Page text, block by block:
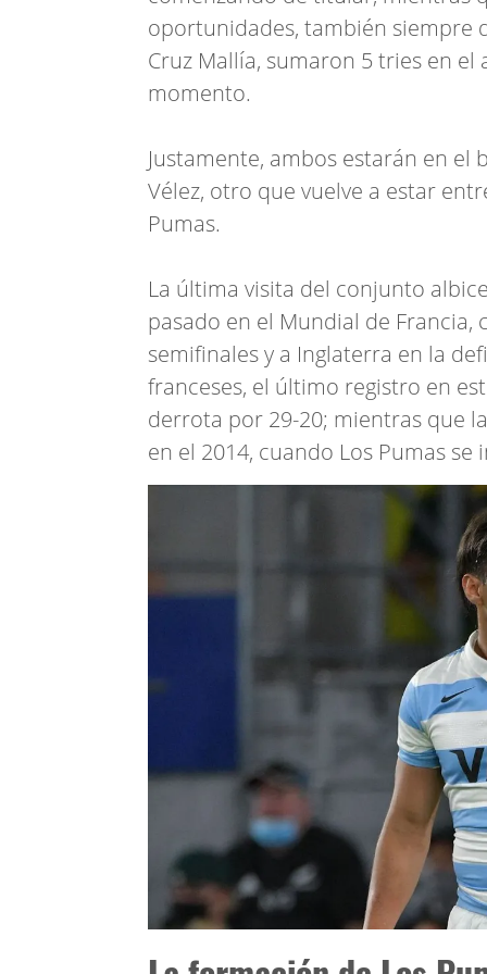
oportunidades, también siempre
Cruz Mallía, sumaron 5 tries en
momento.
Justamente, ambos estarán en el
Vélez, otro que vuelve a estar
Pumas.
La última visita del conjunto
pasado en el Mundial de
semifinales y a Inglaterra en la
franceses, el último registro en
derrota por 29-20; mientras que
en el 2014, cuando Los Pumas